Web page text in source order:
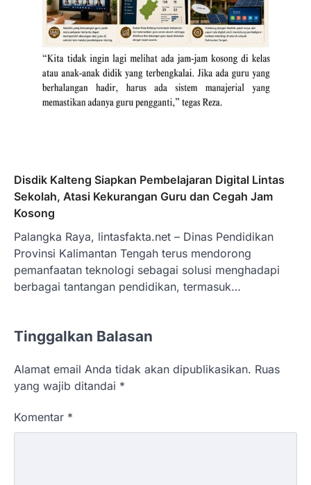
Disdik Kalteng Siapkan Pembelajaran Digital Lintas
Sekolah, Atasi Kekurangan Guru dan Cegah Jam
Kosong
Palangka Raya, lintasfakta.net – Dinas Pendidikan
Provinsi Kalimantan Tengah terus mendorong
pemanfaatan teknologi sebagai solusi menghadapi
berbagai tantangan pendidikan, termasuk…
Tinggalkan Balasan
Alamat email Anda tidak akan dipublikasikan. Ruas
yang wajib ditandai *
Komentar *